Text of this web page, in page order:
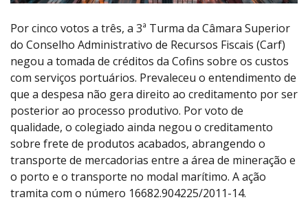
Por cinco votos a três, a 3ª Turma da Câmara Superior
do Conselho Administrativo de Recursos Fiscais (Carf)
negou a tomada de créditos da Cofins sobre os custos
com serviços portuários. Prevaleceu o entendimento de
que a despesa não gera direito ao creditamento por ser
posterior ao processo produtivo. Por voto de
qualidade, o colegiado ainda negou o creditamento
sobre frete de produtos acabados, abrangendo o
transporte de mercadorias entre a área de mineração e
o porto e o transporte no modal marítimo. A ação
tramita com o número 16682.904225/2011-14.